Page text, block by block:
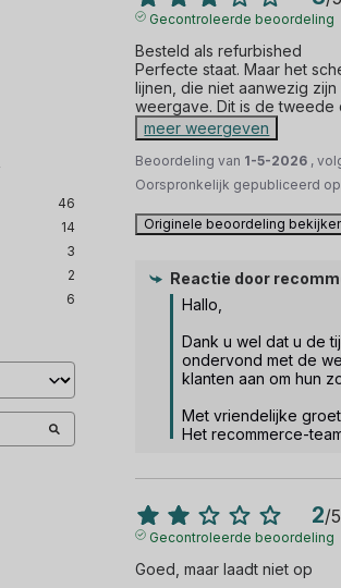
46
14
3
2
6
Gecontroleerde beoordeling
Besteld als refurbished
Perfecte staat. Maar het
lijnen, die niet aanwezig
weergave. Dit is de tweede
meer weergeven
Beoordeling van 1-5-2026 ,
Oorspronkelijk gepubliceerd op
Originele beoordeling
Reactie door
Hallo,
Dank u wel dat u de
ondervond met de
klanten aan om hun
Met vriendelijke
Het recommerce-
2/5
Gecontroleerde beoordeling
Goed, maar laadt niet op